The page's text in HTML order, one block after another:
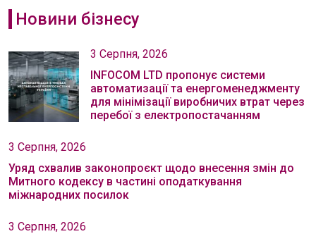
Новини бізнесу
3 Серпня, 2026
INFOCOM LTD пропонує системи
автоматизації та енергоменеджменту
для мінімізації виробничих втрат через
перебої з електропостачанням
3 Серпня, 2026
Уряд схвалив законопроєкт щодо внесення змін до
Митного кодексу в частині оподаткування
міжнародних посилок
3 Серпня, 2026